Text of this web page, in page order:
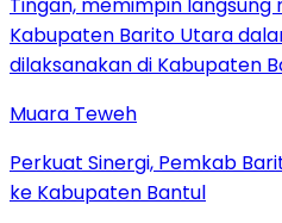
Muara Teweh
Perkuat Sinergi, Pemkab
ke Kabupaten Bantul